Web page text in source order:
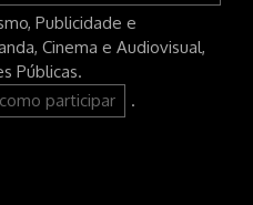
Publicidade e
Cinema e Audiovisual,
Públicas.
participar
.